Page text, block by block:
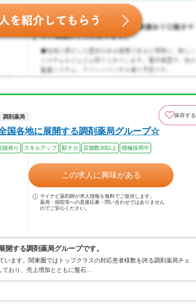
調剤薬局 保存する
国各地に展開する調剤薬局グループ☆
績有り スキルアップ 駅チカ 店舗数30以上 積極採用中
この求人に興味がある
マイナビ薬剤師が求人情報を無料でご提供します。
薬局・病院等への直接応募・問い合わせではありません
のでご安心ください。
する調剤薬局グループです。
ます。関東圏ではトップクラスの対応患者様数を誇る調剤薬局チェ
ており、売上増加とともに盤石…